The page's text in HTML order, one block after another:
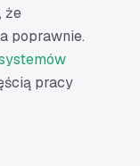
że
poprawnie.
pracy